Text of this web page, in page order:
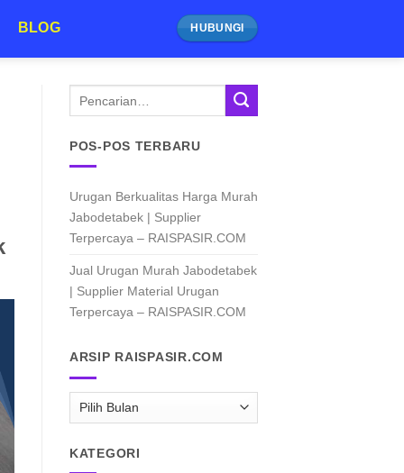
BLOG HUBUNGI
POS-POS TERBARU
Urugan Berkualitas Harga Murah
Jabodetabek | Supplier
Terpercaya – RAISPASIR.COM
Jual Urugan Murah Jabodetabek
| Supplier Material Urugan
Terpercaya – RAISPASIR.COM
ARSIP RAISPASIR.COM
KATEGORI